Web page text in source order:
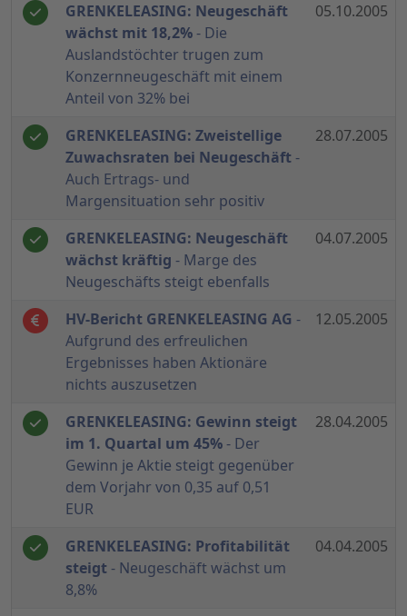
GRENKELEASING: Neugeschäft
wächst mit 18,2%- Die
Auslandstöchter trugen zum
Konzernneugeschäft mit einem
Anteil von 32% bei
05.10.2005
GRENKELEASING: Zweistellige
Zuwachsraten bei Neugeschäft -
Auch Ertrags- und
Margensituation sehr positiv
28.07.2005
GRENKELEASING: Neugeschäft
wächst kräftig - Marge des
Neugeschäfts steigt ebenfalls
04.07.2005
HV-Bericht GRENKELEASING AG -
Aufgrund des erfreulichen
Ergebnisses haben Aktionäre
nichts auszusetzen
12.05.2005
GRENKELEASING: Gewinn steigt
im 1. Quartal um 45%- Der
Gewinn je Aktie steigt gegenüber
dem Vorjahr von 0,35 auf 0,51
EUR
28.04.2005
GRENKELEASING: Profitabilität
steigt - Neugeschäft wächst um
8,8%
04.04.2005